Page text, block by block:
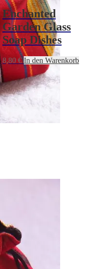
Enchanted
Garden Glass
Soap Dishes
8,80 € In den Warenkorb